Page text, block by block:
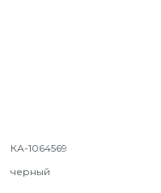
КА-1064569
черный